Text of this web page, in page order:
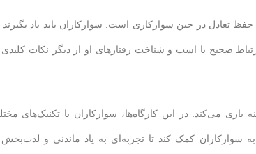
تعادل در حین سوارکاری است. سوارکاران باید یاد بگیرند
صحیح با اسب و شناخت رفتارهای او از دیگر نکات کلیدی
می‌کند. در این کارگاه‌ها، سوارکاران با تکنیک‌های
سوارکاران کمک کند تا تجربه‌ای به یاد ماندنی و لذت‌بخش